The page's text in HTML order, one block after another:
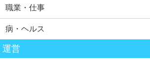
職業・仕事
病・ヘルス
運営